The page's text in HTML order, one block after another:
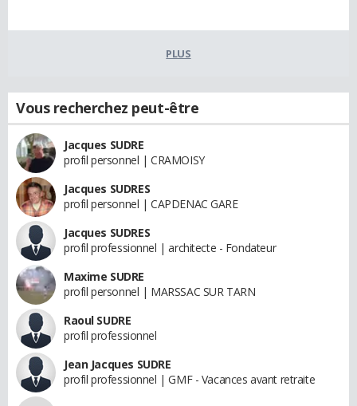
PLUS
Vous recherchez peut-être
Jacques SUDRE
profil personnel | CRAMOISY
Jacques SUDRES
profil personnel | CAPDENAC GARE
Jacques SUDRES
profil professionnel | architecte - Fondateur
Maxime SUDRE
profil personnel | MARSSAC SUR TARN
Raoul SUDRE
profil professionnel
Jean Jacques SUDRE
profil professionnel | GMF - Vacances avant retraite